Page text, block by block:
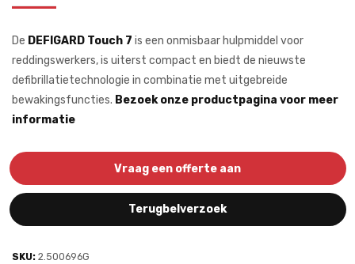
De DEFIGARD Touch 7 is een onmisbaar hulpmiddel voor
reddingswerkers, is uiterst compact en biedt de nieuwste
defibrillatietechnologie in combinatie met uitgebreide
bewakingsfuncties. Bezoek onze productpagina voor meer
informatie
Vraag een offerte aan
Terugbelverzoek
SKU: 2.500696G